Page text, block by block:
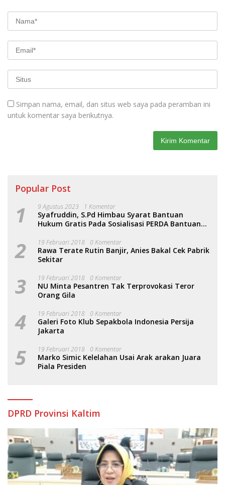
Simpan nama, email, dan situs web saya pada peramban ini
untuk komentar saya berikutnya.
Popular Post
1 9 Agustus 2023 1 Komentar
Syafruddin, S.Pd Himbau Syarat Bantuan
Hukum Gratis Pada Sosialisasi PERDA Bantuan
2 19 Februari 2018 0 Komentar
Rawa Terate Rutin Banjir, Anies Bakal Cek Pabrik
Sekitar
3 19 Februari 2018 0 Komentar
NU Minta Pesantren Tak Terprovokasi Teror
Orang Gila
4 19 Februari 2018 0 Komentar
Galeri Foto Klub Sepakbola Indonesia Persija
Jakarta
5 19 Februari 2018 0 Komentar
Marko Simic Kelelahan Usai Arak arakan Juara
Piala Presiden
DPRD Provinsi Kaltim